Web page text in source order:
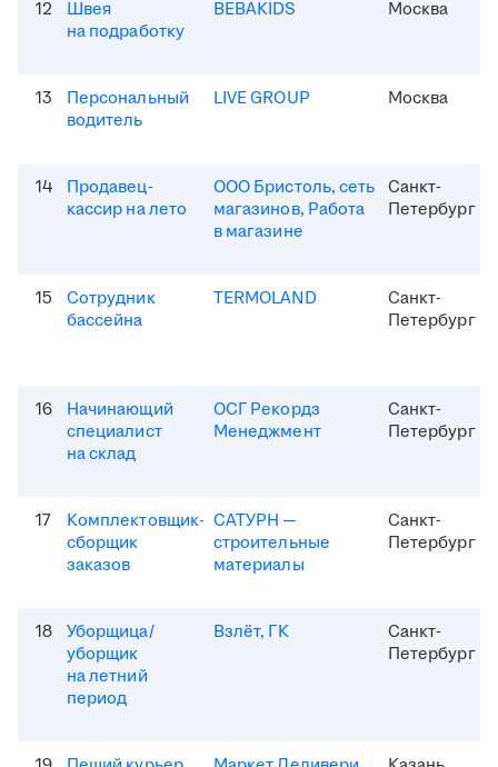
12
Швея
на подработку
BEBAKIDS Москва
13
Персональный
водитель
LIVE GROUP Москва
14
Продавец-
кассир на лето
ООО Бристоль, сеть
магазинов, Работа
в магазине
Санкт-
Петербург
15
Сотрудник
бассейна
TERMOLAND
Санкт-
Петербург
16
Начинающий
специалист
на склад
ОСГ Рекордз
Менеджмент
Санкт-
Петербург
17
Комплектовщик-
сборщик
заказов
САТУРН —
строительные
материалы
Санкт-
Петербург
18
Уборщица/
уборщик
на летний
период
Взлёт, ГК
Санкт-
Петербург